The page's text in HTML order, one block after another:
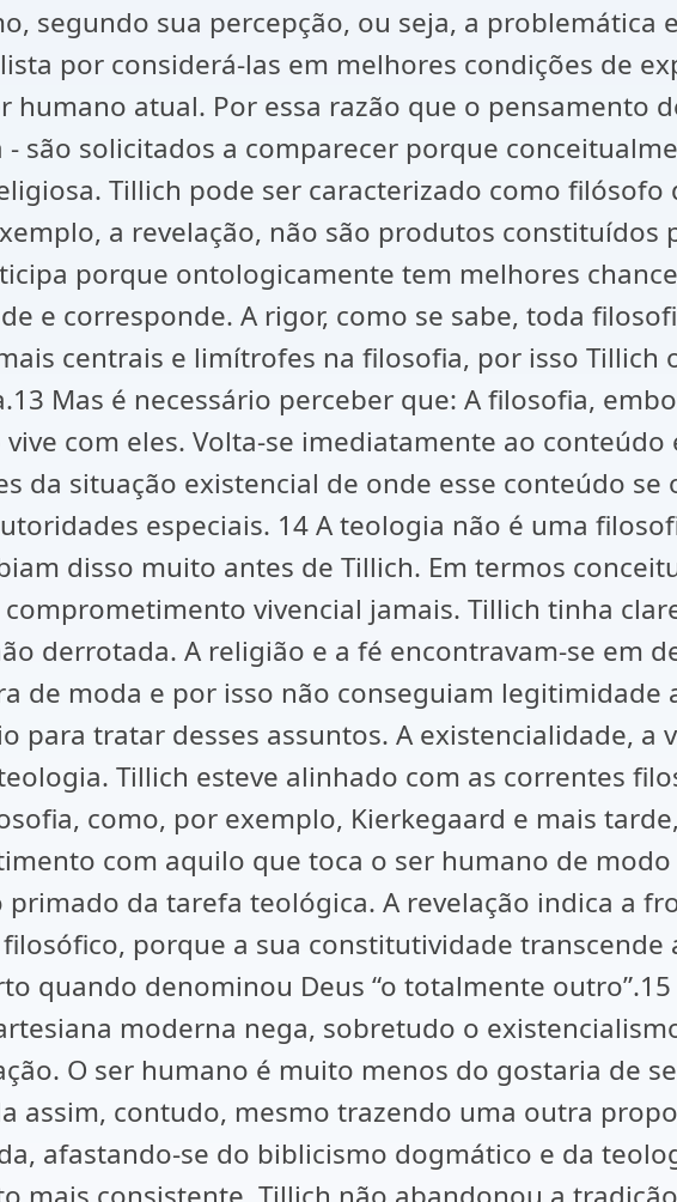
segundo sua percepção, ou seja, a problemática
por considerá-las em melhores condições de
atual. Por essa razão que o pensamento
são solicitados a comparecer porque
Tillich pode ser caracterizado como filósofo
a revelação, não são produtos constituídos
porque ontologicamente tem melhores
e corresponde. A rigor, como se sabe, toda
centrais e limítrofes na filosofia, por isso Tillich
Mas é necessário perceber que: A filosofia,
com eles. Volta-se imediatamente ao
da situação existencial de onde esse conteúdo se
especiais. 14 A teologia não é uma
disso muito antes de Tillich. Em termos
vivencial jamais. Tillich tinha
derrotada. A religião e a fé encontravam-se em
de moda e por isso não conseguiam legitimidade
tratar desses assuntos. A existencialidade, a
Tillich esteve alinhado com as correntes
como, por exemplo, Kierkegaard e mais
com aquilo que toca o ser humano de
da tarefa teológica. A revelação indica a
porque a sua constitutividade transcende
quando denominou Deus “o totalmente
moderna nega, sobretudo o
O ser humano é muito menos do gostaria de
assim, contudo, mesmo trazendo uma outra
afastando-se do biblicismo dogmático e da